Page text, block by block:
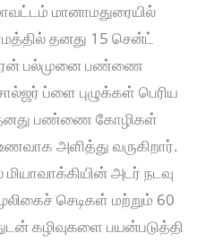
மானாமதுரையில்
தனது 15 சென்ட்
பல்முனை பண்ணை
ப்ளை புழுக்கள் பெரிய
தனது பண்ணை கோழிகள்
அளித்து வருகிறார்.
அடர் நடவு
செடிகள் மற்றும் 60
கழிவுகளை பயன்படுத்தி